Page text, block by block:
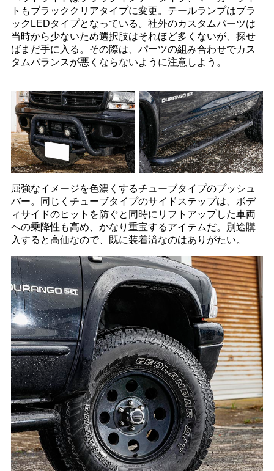
トもブラッククリアタイプに変更。テールランプはブラ
ックLEDタイプとなっている。社外のカスタムパーツは
当時から少ないため選択肢はそれほど多くないが、探せ
ばまだ手に入る。その際は、パーツの組み合わせでカス
タムバランスが悪くならないように注意しよう。
屈強なイメージを色濃くするチューブタイプのプッシュ
バー。同じくチューブタイプのサイドステップは、ボデ
ィサイドのヒットを防ぐと同時にリフトアップした車両
への乗降性も高め、かなり重宝するアイテムだ。別途購
入すると高価なので、既に装着済なのはありがたい。